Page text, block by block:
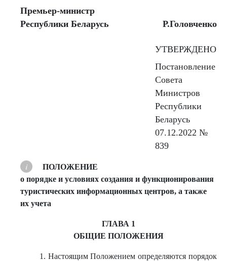
Премьер-министр
Республики Беларусь
Р.Головченко
УТВЕРЖДЕНО
Постановление
Совета
Министров
Республики
Беларусь
07.12.2022 №
839
ПОЛОЖЕНИЕ
о порядке и условиях создания и функционирования
туристических информационных центров, а также
их учета
ГЛАВА 1
ОБЩИЕ ПОЛОЖЕНИЯ
1. Настоящим Положением определяются порядок